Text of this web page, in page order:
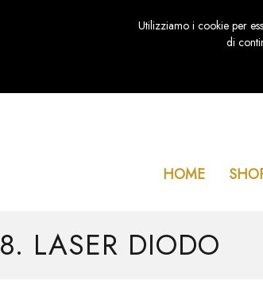
HOME
8. LASER DIODO
Utilizziamo i cookie per
di